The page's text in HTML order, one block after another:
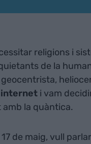
religions i
de la
interneti vam
la quàntica.
de maig, vull